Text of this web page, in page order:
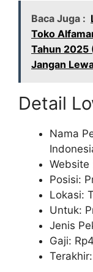
Baca Juga :
Toko
Tahun 2025
Jangan
Detail
Nama
Website
Posisi:
Lokasi:
Untuk:
Jenis
Gaji: Rp